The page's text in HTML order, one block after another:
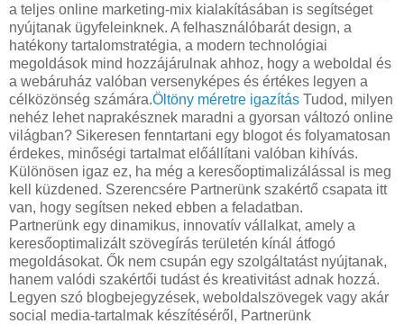
a teljes online marketing-mix kialakításában is segítséget
nyújtanak ügyfeleinknek. A felhasználóbarát design, a
hatékony tartalomstratégia, a modern technológiai
megoldások mind hozzájárulnak ahhoz, hogy a weboldal és
a webáruház valóban versenyképes és értékes legyen a
célközönség számára.Öltöny méretre igazítás Tudod, milyen
nehéz lehet naprakésznek maradni a gyorsan változó online
világban? Sikeresen fenntartani egy blogot és folyamatosan
érdekes, minőségi tartalmat előállítani valóban kihívás.
Különösen igaz ez, ha még a keresőoptimalizálással is meg
kell küzdened. Szerencsére Partnerünk szakértő csapata itt
van, hogy segítsen neked ebben a feladatban.
Partnerünk egy dinamikus, innovatív vállalkat, amely a
keresőoptimalizált szövegírás területén kínál átfogó
megoldásokat. Ők nem csupán egy szolgáltatást nyújtanak,
hanem valódi szakértői tudást és kreativitást adnak hozzá.
Legyen szó blogbejegyzések, weboldalszövegek vagy akár
social media-tartalmak készítéséről, Partnerünk